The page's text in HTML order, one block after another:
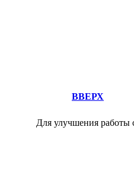
ВВЕРХ
Для улучшения работы